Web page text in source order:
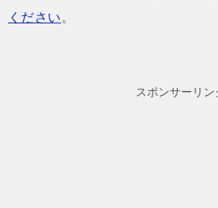
ください 。
スポンサーリン